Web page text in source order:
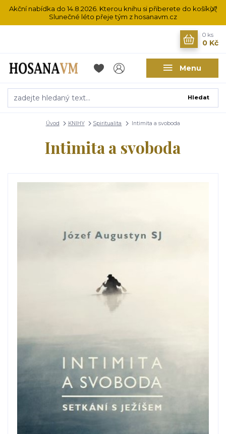
Akční nabídka do 14.8.2026. Kterou knihu si přiberete do košíku?
Slunečné léto přeje tým z hosanavm.cz
Menu
Hledat
0 ks
0 Kč
Úvod KNIHY Spiritualita Intimita a svoboda
Intimita a svoboda